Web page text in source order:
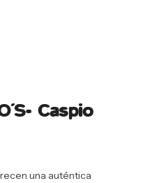
Caspio
una auténtica